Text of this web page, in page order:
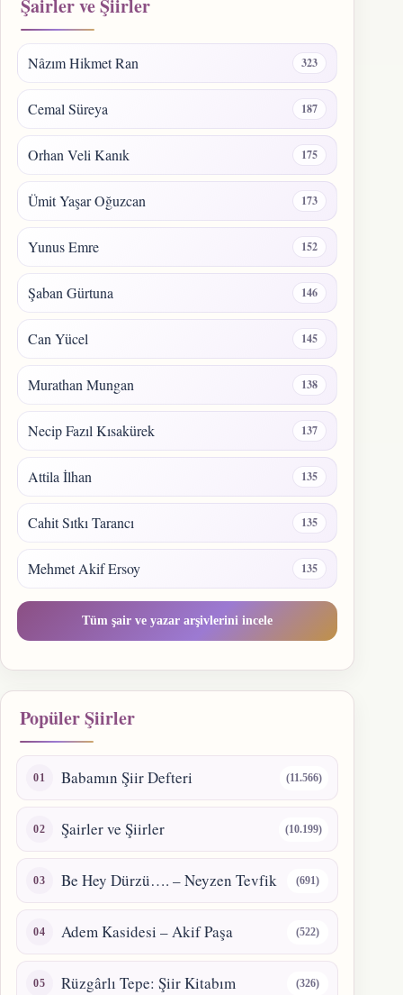
Şairler ve Şiirler
Nâzım Hikmet Ran 323
Cemal Süreya 187
Orhan Veli Kanık 175
Ümit Yaşar Oğuzcan 173
Yunus Emre 152
Şaban Gürtuna 146
Can Yücel 145
Murathan Mungan 138
Necip Fazıl Kısakürek 137
Attila İlhan 135
Cahit Sıtkı Tarancı 135
Mehmet Akif Ersoy 135
Tüm şair ve yazar arşivlerini incele
Popüler Şiirler
Babamın Şiir Defteri (11.566)
Şairler ve Şiirler (10.199)
Be Hey Dürzü…. – Neyzen Tevfik (691)
Adem Kasidesi – Akif Paşa (522)
Rüzgârlı Tepe: Şiir Kitabım (326)